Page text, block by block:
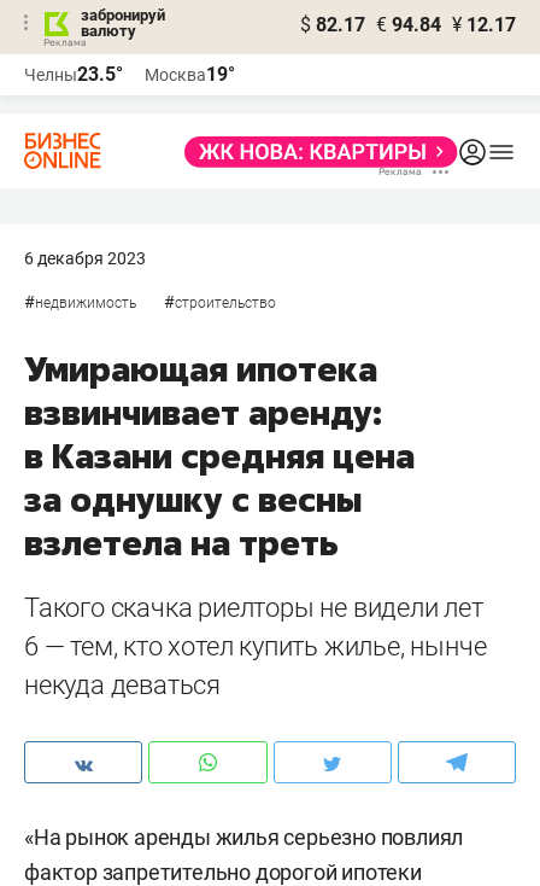
забронируй
валюту
$ 82.17 € 94.84 ¥ 12.17
Челны23.5° Москва19°
6 декабря 2023
#недвижимость #строительство
Умирающая ипотека
взвинчивает аренду:
в Казани средняя цена
за однушку с весны
взлетела на треть
Такого скачка риелторы не видели лет
6 — тем, кто хотел купить жилье, нынче
некуда деваться
«На рынок аренды жилья серьезно повлиял
фактор запретительно дорогой ипотеки